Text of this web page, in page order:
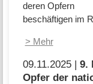
deren Opfern
beschäftigen im
> Mehr
09.11.2025 | 9.
Opfer der